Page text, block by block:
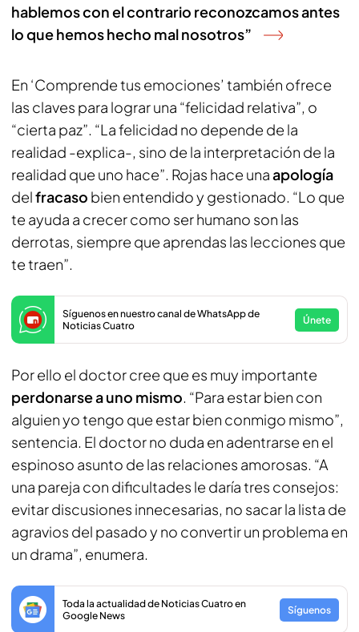
hablemos con el contrario reconozcamos antes
lo que hemos hecho mal nosotros”
En ‘Comprende tus emociones’ también ofrece
las claves para lograr una “felicidad relativa”, o
“cierta paz”. “La felicidad no depende de la
realidad -explica-, sino de la interpretación de la
realidad que uno hace”. Rojas hace unaapología
delfracaso bien entendido y gestionado. “Lo que
te ayuda a crecer como ser humano son las
derrotas, siempre que aprendas las lecciones que
te traen”.
Síguenos en nuestro canal de WhatsApp de
Noticias Cuatro
Únete
Por ello el doctor cree que es muy importante
perdonarse a uno mismo. “Para estar bien con
alguien yo tengo que estar bien conmigo mismo”,
sentencia. El doctor no duda en adentrarse en el
espinoso asunto de las relaciones amorosas. “A
una pareja con dificultades le daría tres consejos:
evitar discusiones innecesarias, no sacar la lista de
agravios del pasado y no convertir un problema en
un drama”, enumera.
Toda la actualidad de Noticias Cuatro en
Google News
Síguenos